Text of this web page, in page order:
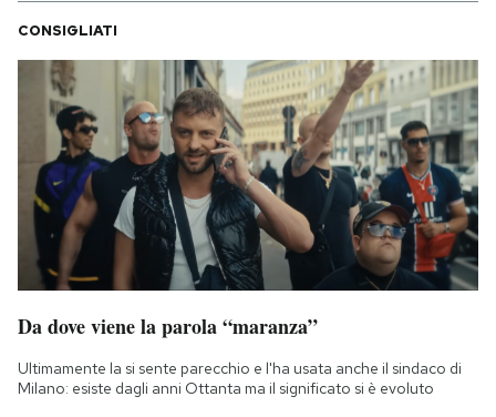
CONSIGLIATI
Da dove viene la parola “maranza”
Ultimamente la si sente parecchio e l'ha usata anche il sindaco di
Milano: esiste dagli anni Ottanta ma il significato si è evoluto